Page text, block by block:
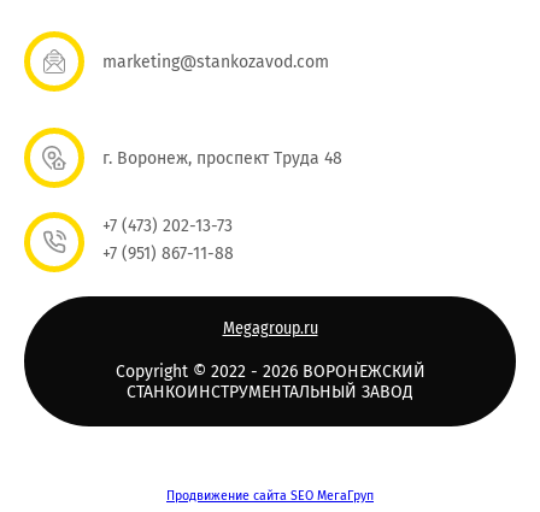
marketing@stankozavod.com
г. Воронеж, проспект Труда 48
+7 (473) 202-13-73
+7 (951) 867-11-88
Copyright © 2022 - 2026 ВОРОНЕЖСКИЙ
СТАНКОИНСТРУМЕНТАЛЬНЫЙ ЗАВОД
Megagroup.ru
Продвижение сайта SEO МегаГруп